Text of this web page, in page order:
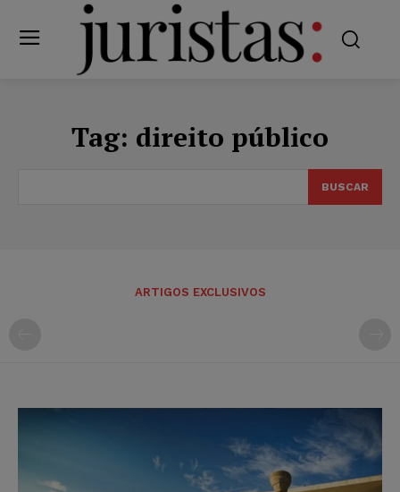
Tag: direito público
BUSCAR
ARTIGOS EXCLUSIVOS